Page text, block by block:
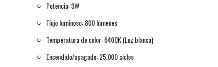
Potencia: 9W
Flujo luminoso: 800 lúmenes
Temperatura de color: 6400K (Luz blanca)
Encendido/apagado: 25.000 ciclos